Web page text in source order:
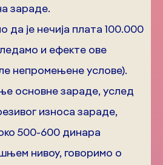
зараде.
да је нечија плата 100.000
и ефекте ове
непромењене услове).
основне зараде, услед
износа зараде,
500-600 динара
нивоу, говоримо о